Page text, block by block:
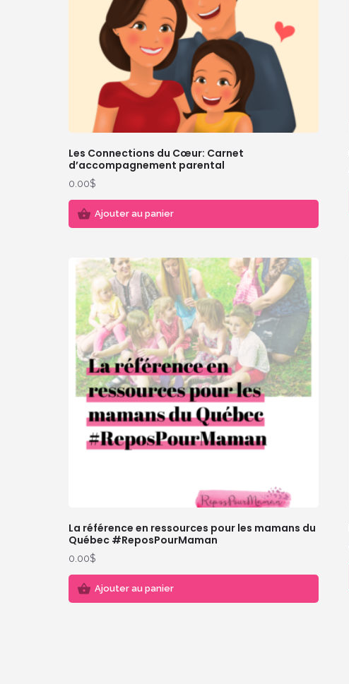
Les Connections du Cœur: Carnet
d’accompagnement parental
0.00$
Ajouter au panier
La référence en ressources pour les mamans du
Québec #ReposPourMaman
0.00$
Ajouter au panier